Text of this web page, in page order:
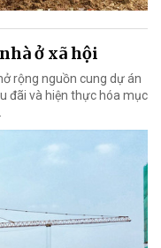
ở xã hội
rộng nguồn cung dự án
đãi và hiện thực hóa mục